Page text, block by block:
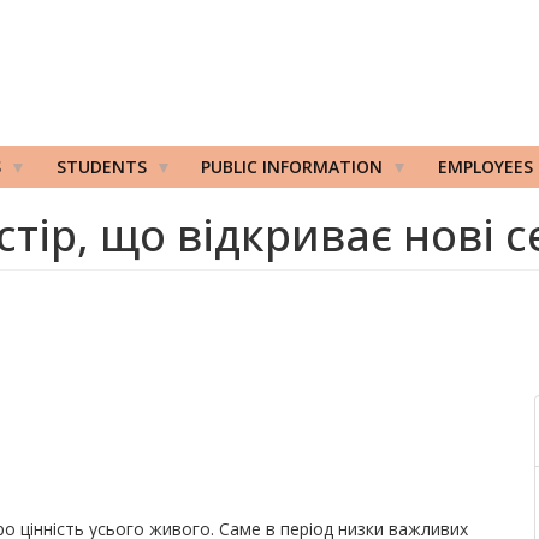
STUDENTS PUBLIC INFORMATION EMPLOYEES
що відкриває нові
усього живого. Саме в період низки важливих